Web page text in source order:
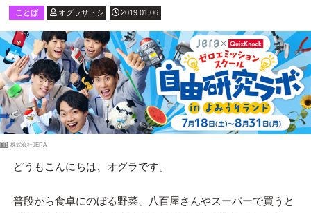
ことば オグラサトシ 2019.01.06
PR 株式会社JERA
どうもこんにちは、オグラです。
普段から食卓にのぼる野菜、八百屋さんやスーパーで買うと